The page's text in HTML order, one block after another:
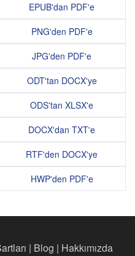
EPUB'dan PDF'e
PNG'den PDF'e
JPG'den PDF'e
ODT'tan DOCX'ye
ODS'tan XLSX'e
DOCX'dan TXT'e
RTF'den DOCX'ye
HWP'den PDF'e
| Blog | Hakkımızda